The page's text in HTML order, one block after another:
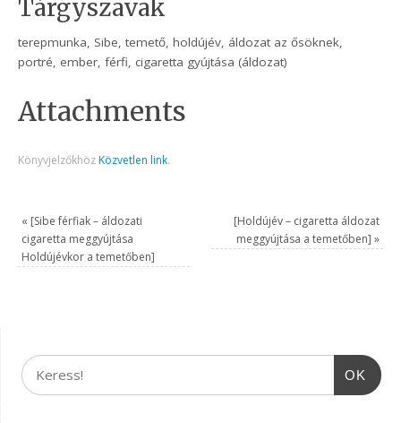
Tárgyszavak
terepmunka, Sibe, temető, holdújév, áldozat az ősöknek,
portré, ember, férfi, cigaretta gyújtása (áldozat)
Attachments
Könyvjelzőkhöz Közvetlen link.
« [Sibe férfiak – áldozati
cigaretta meggyújtása
Holdújévkor a temetőben]
[Holdújév – cigaretta áldozat
meggyújtása a temetőben] »
OK